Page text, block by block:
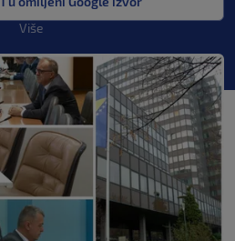
Više